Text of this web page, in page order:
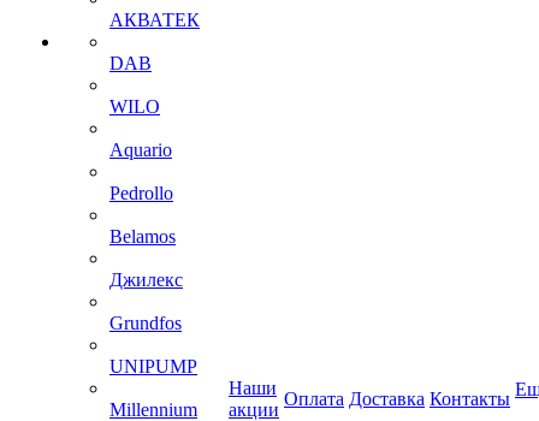
АКВАТЕК
DAB
WILO
Aquario
Pedrollo
Belamos
Джилекс
Grundfos
UNIPUMP
Millennium
Наши
акции
Оплата Доставка Контакты